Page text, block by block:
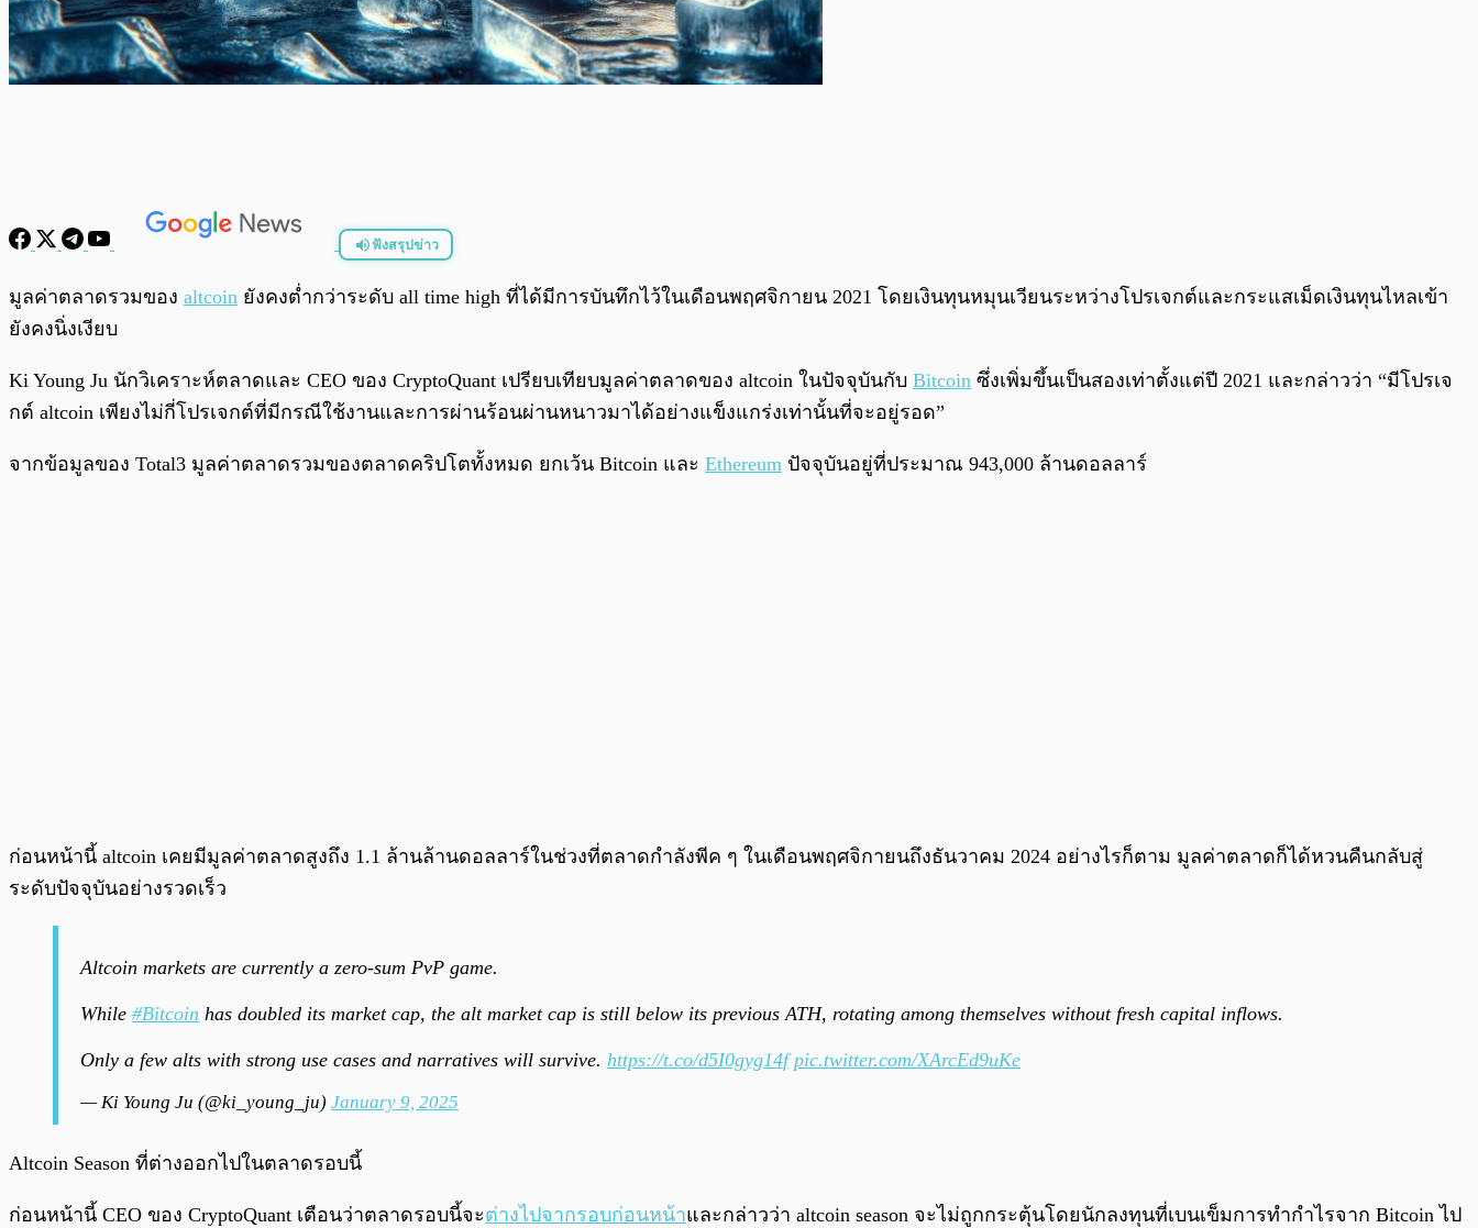
ฟังสรุปข่าว
0:00 0:00
มูลค่าตลาดรวมของ altcoin ยังคงต่ำกว่าระดับ all time high ที่ได้มีการบันทึกไว้ในเดือนพฤศจิกายน 2021 โดยเงินทุนหมุนเวียนระหว่างโปรเจกต์และกระแสเม็ดเงินทุนไหลเข้า
ยังคงนิ่งเงียบ
Ki Young Ju นักวิเคราะห์ตลาดและ CEO ของ CryptoQuant เปรียบเทียบมูลค่าตลาดของ altcoin ในปัจจุบันกับ Bitcoin ซึ่งเพิ่มขึ้นเป็นสองเท่าตั้งแต่ปี 2021 และกล่าวว่า “มีโปรเจ
กต์ altcoin เพียงไม่กี่โปรเจกต์ที่มีกรณีใช้งานและการผ่านร้อนผ่านหนาวมาได้อย่างแข็งแกร่งเท่านั้นที่จะอยู่รอด”
จากข้อมูลของ Total3 มูลค่าตลาดรวมของตลาดคริปโตทั้งหมด ยกเว้น Bitcoin และ Ethereum ปัจจุบันอยู่ที่ประมาณ 943,000 ล้านดอลลาร์
ก่อนหน้านี้ altcoin เคยมีมูลค่าตลาดสูงถึง 1.1 ล้านล้านดอลลาร์ในช่วงที่ตลาดกำลังพีค ๆ ในเดือนพฤศจิกายนถึงธันวาคม 2024 อย่างไรก็ตาม มูลค่าตลาดก็ได้หวนคืนกลับสู่
ระดับปัจจุบันอย่างรวดเร็ว
Altcoin markets are currently a zero-sum PvP game.
While #Bitcoin has doubled its market cap, the alt market cap is still below its previous ATH, rotating among themselves without fresh capital inflows.
Only a few alts with strong use cases and narratives will survive. https://t.co/d5I0gyg14f pic.twitter.com/XArcEd9uKe
— Ki Young Ju (@ki_young_ju) January 9, 2025
Altcoin Season ที่ต่างออกไปในตลาดรอบนี้
ก่อนหน้านี้ CEO ของ CryptoQuant เตือนว่าตลาดรอบนี้จะต่างไปจากรอบก่อนหน้าและกล่าวว่า altcoin season จะไม่ถูกกระตุ้นโดยนักลงทุนที่เบนเข็มการทำกำไรจาก Bitcoin ไป